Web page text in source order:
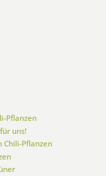
Pflanzen
uns!
Chili-Pflanzen